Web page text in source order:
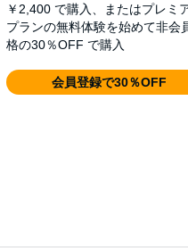
￥2,400 で購入、またはプレミ
プランの無料体験を始めて非会
格の30％OFF で購入
会員登録で30％OFF